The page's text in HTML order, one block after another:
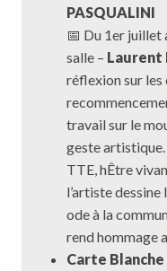
PASQUALINI
📅 Du 1er juillet
salle – Laurent
réflexion sur les
travail sur le
geste artistique.
TTE, hÊtre
l’artiste
ode à la
rend hommage
Carte Blanche